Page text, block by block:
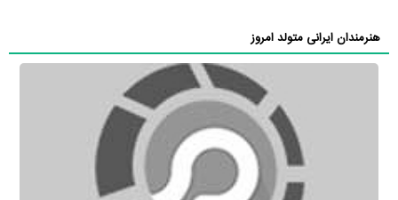
هنرمندان ایرانی متولد امروز